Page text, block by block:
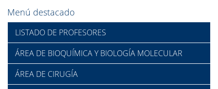
Menú destacado
LISTADO DE PROFESORES
ÁREA DE BIOQUÍMICA Y BIOLOGÍA MOLECULAR
ÁREA DE CIRUGÍA